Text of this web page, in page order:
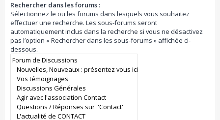
Rechercher dans les forums :
Sélectionnez le ou les forums dans lesquels vous souhaitez
effectuer une recherche. Les sous-forums seront
automatiquement inclus dans la recherche si vous ne désactivez
pas l’option « Rechercher dans les sous-forums » affichée ci-
dessous.